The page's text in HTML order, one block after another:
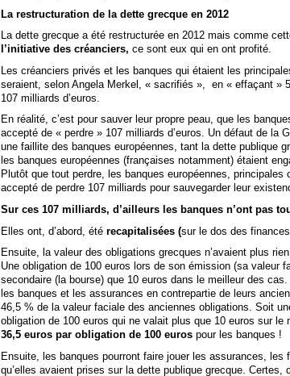
La restructuration de la dette grecque en 2012
La dette grecque a été restructurée en 2012 mais comme
l’initiative des créanciers, ce sont eux qui en ont profité.
Les créanciers privés et les banques qui étaient les
seraient, selon Angela Merkel, « sacrifiés », en « effaçant »
107 milliards d’euros.
En réalité, c’est pour sauver leur propre peau, que les
accepté de « perdre » 107 milliards d’euros. Un défaut de la
une faillite des banques européennes, tant la dette publique
les banques européennes (françaises notamment) étaient
Plutôt que tout perdre, les banques européennes,
accepté de perdre 107 milliards pour sauvegarder leur
Sur ces 107 milliards, d’ailleurs les banques n’ont pas
Elles ont, d’abord, été recapitalisées (sur le dos des
Ensuite, la valeur des obligations grecques n’avaient plus
Une obligation de 100 euros lors de son émission (sa valeur
secondaire (la bourse) que 10 euros dans le meilleur des
les banques et les assurances en contrepartie de leurs
46,5 % de la valeur faciale des anciennes obligations. Soit
obligation de 100 euros qui ne valait plus que 10 euros sur le
36,5 euros par obligation de 100 eurospour les banques !
Ensuite, les banques pourront faire jouer les assurances, les
qu’elles avaient prises sur la dette publique grecque. Certes,